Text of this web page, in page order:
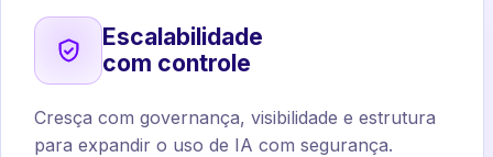
Escalabilidade
com controle
Cresça com governança, visibilidade e estrutura
para expandir o uso de IA com segurança.